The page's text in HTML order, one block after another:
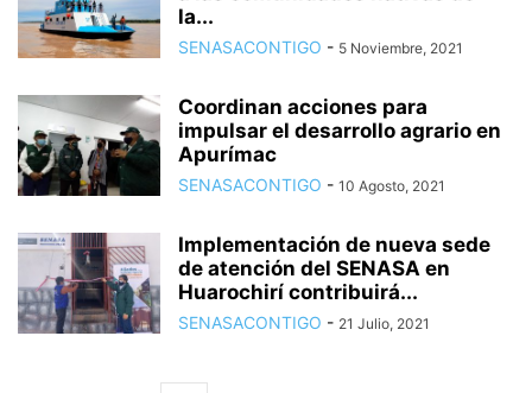
la...
SENASACONTIGO - 5 Noviembre, 2021
Coordinan acciones para
impulsar el desarrollo agrario en
Apurímac
SENASACONTIGO - 10 Agosto, 2021
Implementación de nueva sede
de atención del SENASA en
Huarochirí contribuirá...
SENASACONTIGO - 21 Julio, 2021